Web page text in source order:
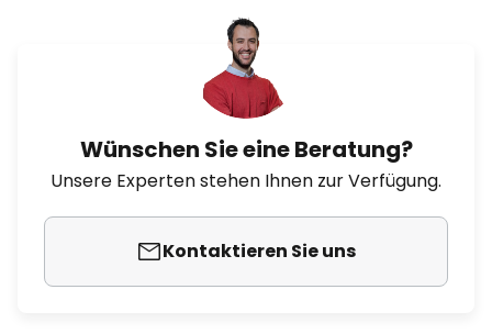
Wünschen Sie eine Beratung?
Unsere Experten stehen Ihnen zur Verfügung.
Kontaktieren Sie uns